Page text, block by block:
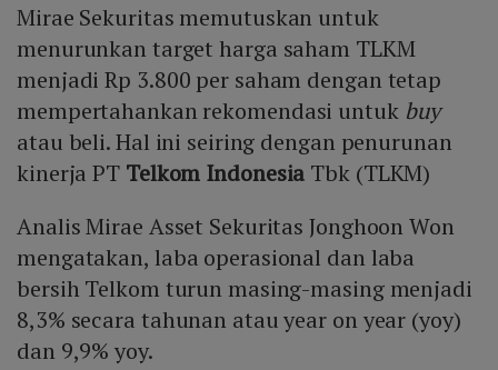
Mirae Sekuritas memutuskan untuk
menurunkan target harga saham TLKM
menjadi Rp 3.800 per saham dengan tetap
mempertahankan rekomendasi untuk buy
atau beli. Hal ini seiring dengan penurunan
kinerja PT Telkom Indonesia Tbk (TLKM)
Analis Mirae Asset Sekuritas Jonghoon Won
mengatakan, laba operasional dan laba
bersih Telkom turun masing-masing menjadi
8,3% secara tahunan atau year on year (yoy)
dan 9,9% yoy.